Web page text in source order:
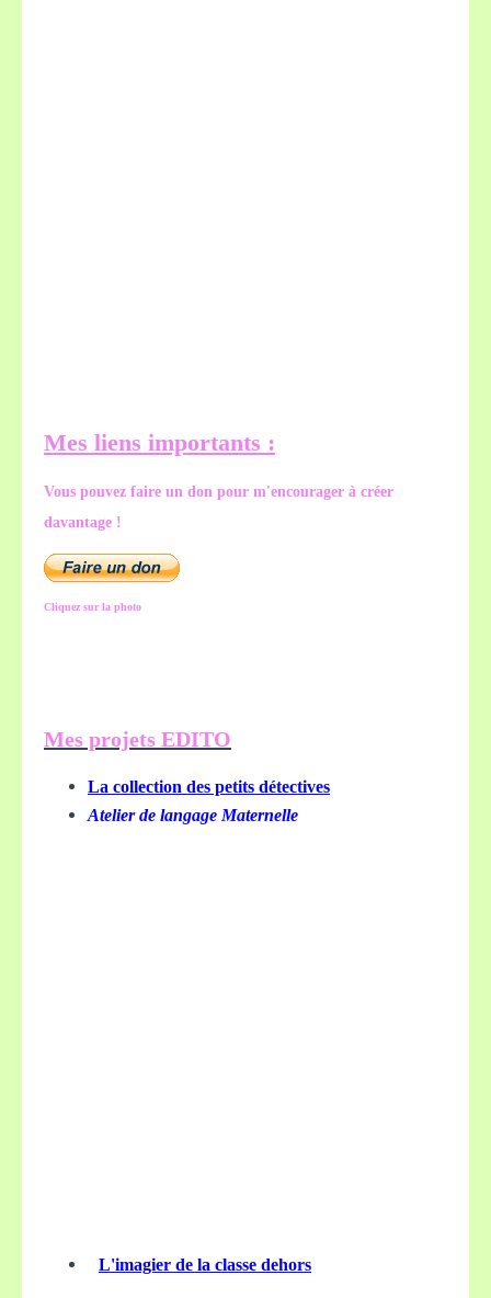
Mes liens importants :
Vous pouvez faire un don pour m'encourager à créer
davantage !
Cliquez sur la photo
Mes projets EDITO
La collection des petits détectives
Atelier de langage Maternelle
L'imagier de la classe dehors